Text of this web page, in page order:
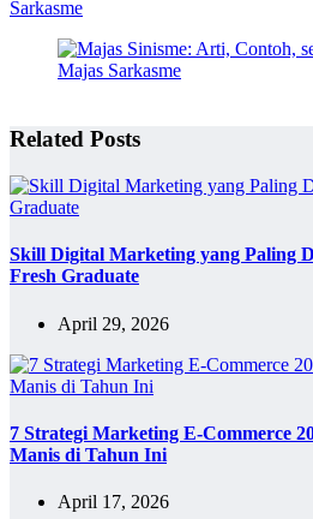
Sarkasme
Related Posts
Skill Digital Marketing yang Paling
Fresh Graduate
April 29, 2026
7 Strategi Marketing E-Commerce
Manis di Tahun Ini
April 17, 2026